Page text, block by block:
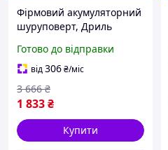
Фірмовий акумуляторний
шуруповерт, Дриль
Бюджетний надійний NI-
81
Готово до відправки
від306₴/міс
1 833₴
3 666 ₴
Купити